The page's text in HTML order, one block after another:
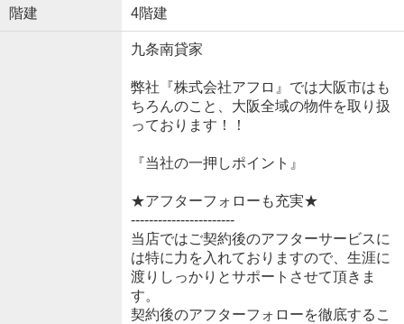
階建 4階建
九条南貸家
弊社『株式会社アフロ』では大阪市はも
ちろんのこと、大阪全域の物件を取り扱
っております！！
『当社の一押しポイント』
★アフターフォローも充実★
-----------------------
当店ではご契約後のアフターサービスに
は特に力を入れておりますので、生涯に
渡りしっかりとサポートさせて頂きま
す。
契約後のアフターフォローを徹底するこ